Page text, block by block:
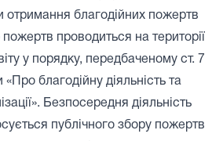
отримання благодійних пожертв
проводиться на території
у порядку, передбаченому ст. 7
«Про благодійну діяльність та
Безпосередня діяльність
публічного збору пожертв